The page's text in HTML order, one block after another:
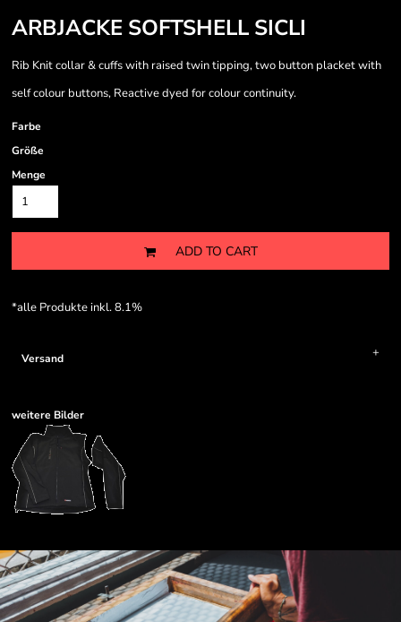
ARBJACKE SOFTSHELL SICLI
Rib Knit collar & cuffs with raised twin tipping, two button placket with
self colour buttons, Reactive dyed for colour continuity.
Farbe
Größe
Menge
ADD TO CART
*alle Produkte inkl. 8.1%
Versand
weitere Bilder